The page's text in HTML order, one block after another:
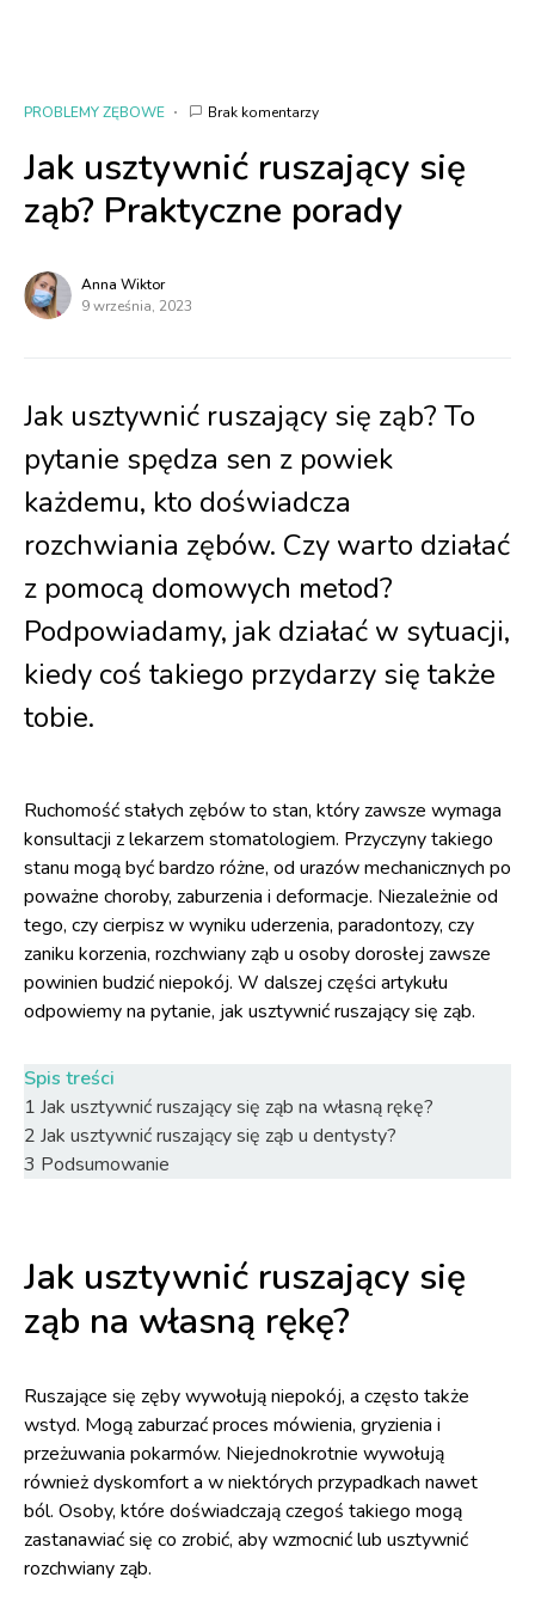
PROBLEMY ZĘBOWE Brak komentarzy
Jak usztywnić ruszający się
ząb? Praktyczne porady
Anna Wiktor
9 września, 2023
Jak usztywnić ruszający się ząb? To
pytanie spędza sen z powiek
każdemu, kto doświadcza
rozchwiania zębów. Czy warto działać
z pomocą domowych metod?
Podpowiadamy, jak działać w sytuacji,
kiedy coś takiego przydarzy się także
tobie.
Ruchomość stałych zębów to stan, który zawsze wymaga
konsultacji z lekarzem stomatologiem. Przyczyny takiego
stanu mogą być bardzo różne, od urazów mechanicznych po
poważne choroby, zaburzenia i deformacje. Niezależnie od
tego, czy cierpisz w wyniku uderzenia, paradontozy, czy
zaniku korzenia, rozchwiany ząb u osoby dorosłej zawsze
powinien budzić niepokój. W dalszej części artykułu
odpowiemy na pytanie, jak usztywnić ruszający się ząb.
Spis treści
1 Jak usztywnić ruszający się ząb na własną rękę?
2 Jak usztywnić ruszający się ząb u dentysty?
3 Podsumowanie
Jak usztywnić ruszający się
ząb na własną rękę?
Ruszające się zęby wywołują niepokój, a często także
wstyd. Mogą zaburzać proces mówienia, gryzienia i
przeżuwania pokarmów. Niejednokrotnie wywołują
również dyskomfort a w niektórych przypadkach nawet
ból. Osoby, które doświadczają czegoś takiego mogą
zastanawiać się co zrobić, aby wzmocnić lub usztywnić
rozchwiany ząb.